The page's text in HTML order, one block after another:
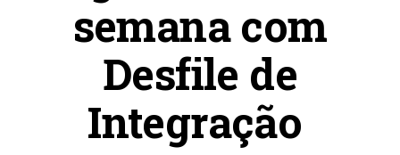
semana com
Desfile de
Integração